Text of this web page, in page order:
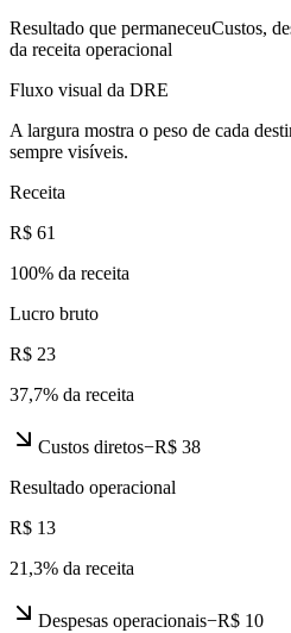
Resultado que permaneceuCustos,
da receita operacional
Fluxo visual da DRE
A largura mostra o peso de cada
sempre visíveis.
Receita
R$ 61
100% da receita
Lucro bruto
R$ 23
37,7% da receita
Custos diretos−R$ 38
Resultado operacional
R$ 13
21,3% da receita
Despesas operacionais−R$ 10